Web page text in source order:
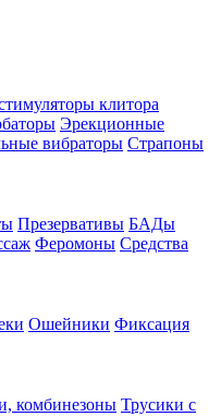
клитора
Эрекционные
вибраторы Страпоны
Презервативы БАДы
Феромоны Средства
Ошейники Фиксация
комбинезоны Трусики с